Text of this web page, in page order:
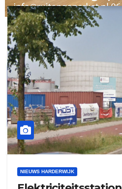
zielman
ruitengaparket
download onzze App
NIEUWS HARDERWIJK